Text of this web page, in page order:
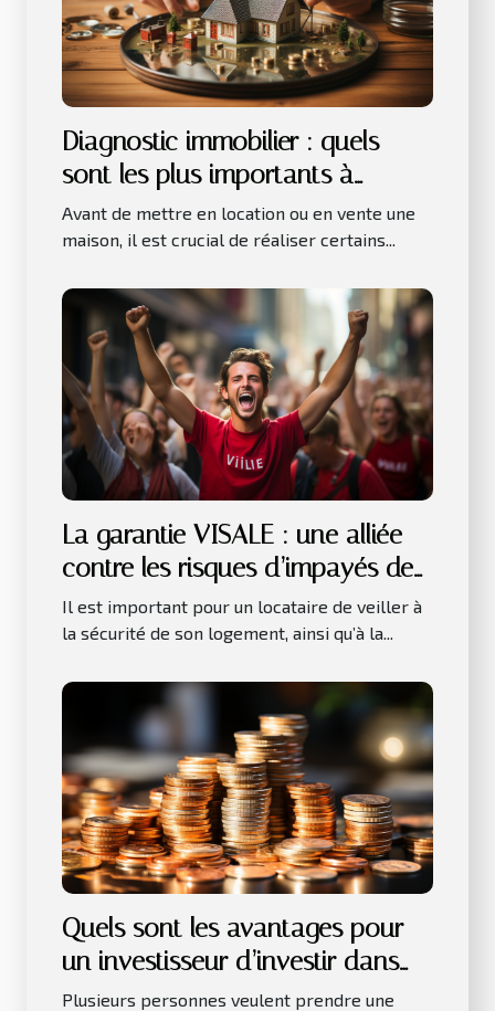
Diagnostic immobilier : quels
sont les plus importants à
réaliser avant la location ou la
vente d’une maison ?
Avant de mettre en location ou en vente une
maison, il est crucial de réaliser certains...
La garantie VISALE : une alliée
contre les risques d’impayés de
loyer
Il est important pour un locataire de veiller à
la sécurité de son logement, ainsi qu’à la...
Quels sont les avantages pour
un investisseur d’investir dans
les LMNP ?
Plusieurs personnes veulent prendre une